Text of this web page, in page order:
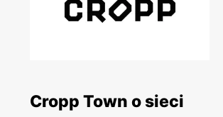
Cropp Town o sieci